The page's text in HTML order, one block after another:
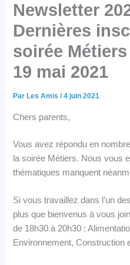
Newsletter
Dernières
soirée
19 mai 2021
Par Les Amis/4 juin 2021
Chers parents,
Vous avez répondu en
la soirée Métiers. Nous vous
thématiques manquent
Si vous travaillez dans l’un
plus que bienvenus à vous
de 18h30 à 20h30 :
Environnement, Construction